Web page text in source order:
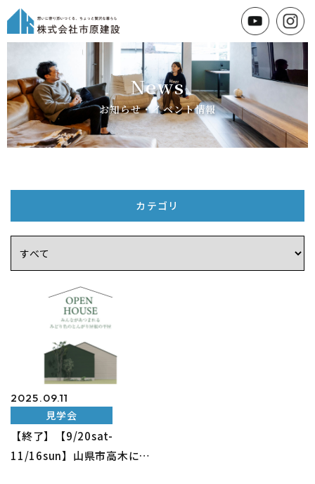
News
お知らせ・イベント情報
カテゴリ
2025.09.11
見学会
【終了】【9/20sat-
11/16sun】山県市高木にて